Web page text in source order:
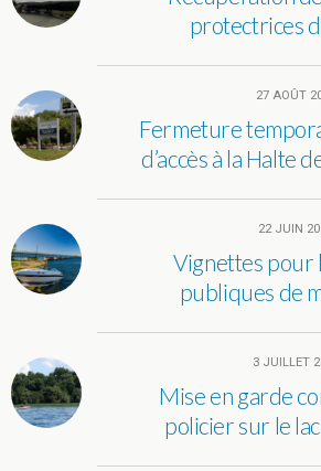
protectrices
27 AOÛT
Fermeture
d’accès à la Halte
22 JUIN
Vignettes pour
publiques de
3 JUILLET
Mise en garde
policier sur le